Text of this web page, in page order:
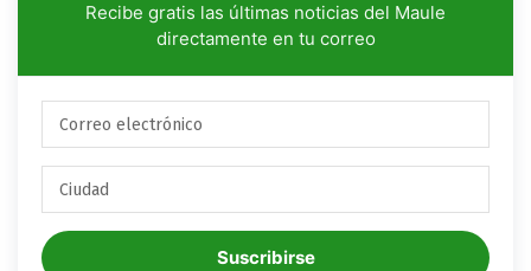
Recibe gratis las últimas noticias del Maule
directamente en tu correo
Suscribirse